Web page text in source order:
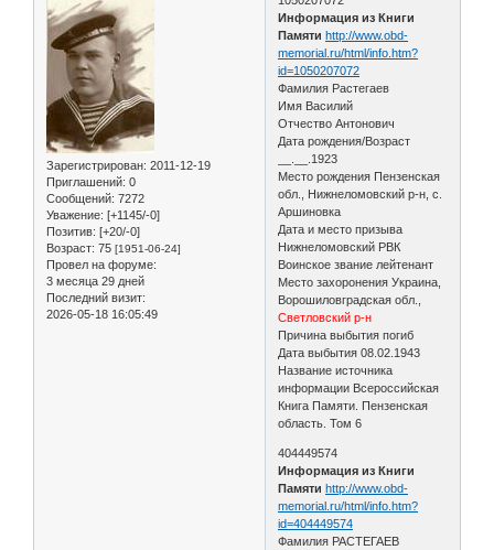
Зарегистрирован: 2011-12-19
Приглашений: 0
Сообщений: 7272
Уважение: [+1145/-0]
Позитив: [+20/-0]
Возраст: 75 [1951-06-24]
Провел на форуме:
3 месяца 29 дней
Последний визит:
2026-05-18 16:05:49
Информация из Книги
Памяти http://www.obd-
memorial.ru/html/info.htm?
id=1050207072
Фамилия Растегаев
Имя Василий
Отчество Антонович
Дата рождения/Возраст
__.__.1923
Место рождения Пензенская
обл., Нижнеломовский р-н, с.
Аршиновка
Дата и место призыва
Нижнеломовский РВК
Воинское звание лейтенант
Место захоронения Украина,
Ворошиловградская обл.,
Светловский р-н
Причина выбытия погиб
Дата выбытия 08.02.1943
Название источника
информации Всероссийская
Книга Памяти. Пензенская
область. Том 6
404449574
Информация из Книги
Памяти http://www.obd-
memorial.ru/html/info.htm?
id=404449574
Фамилия РАСТЕГАЕВ